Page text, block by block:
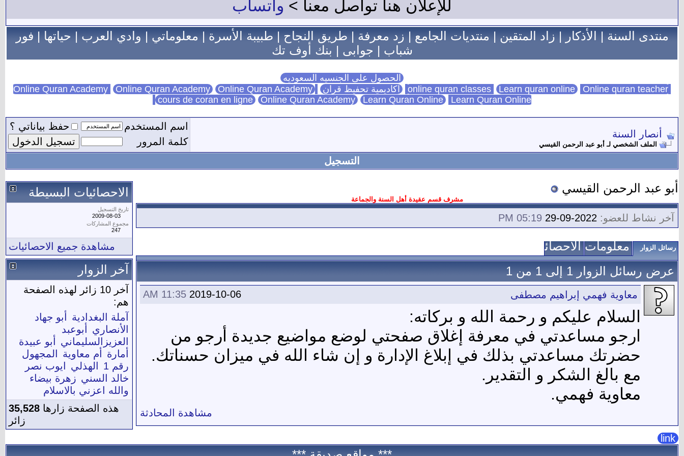
للإعلان هنا تواصل معنا > واتساب
منتدى السنة|الأذكار|زاد المتقين|منتديات الجامع|زد معرفة|طريق النجاح|طبيبة الأسرة|معلوماتي|وادي العرب|حياتها|فور
شباب | جوابى | بنك أوف تك
الحصول على الجنسيه السعوديه
Learn quran online Online quran teacher اكاديمية تحفيظ قران Online Quran Academy Online Quran Academy
cours de coran en ligne Online Quran Academy Learn Quran Online Learn Quran Online
أنصار السنة
الملف الشخصي لـ أبو عبد الرحمن القيسي
اسم المستخدم
حفظ بياناتي ؟
كلمة المرور
التسجيل
أبو عبد الرحمن القيسي
مشرف قسم عقيدة أهل السنة والجماعة
آخر نشاط للعضو: 05:19 PM
رسائل الزوار معلومات عنيالاحصائيات
عرض رسائل الزوار 1 إلى
1من1
2019-10-06
11:35 AM معاوية فهمي إبراهيم مصطفى
السلام عليكم و رحمة الله و بركاته:
ارجو مساعدتي في معرفة إغلاق صفحتي لوضع مواضيع جديدة أرجو من
حضرتك مساعدتي بذلك في إبلاغ الإدارة و إن شاء الله في ميزان حسناتك.
مع بالغ الشكر و التقدير.
معاوية فهمي.
مشاهدة المحادثة
الاحصائيات البسيطة
تاريخ التسجيل
2009-08-03
مجموع المشاركات
247
مشاهدة جميع الاحصائيات
آخر الزوار
آخر 10 زائر لهذه الصفحة
هم:
آملة البغدادية
أبو جهاد
الأنصاري
أبوعبد
العزيزالسليماني
أبو عبيدة
أمارة
أم معاوية
المجهول
رقم 1
الهذلي
ايوب نصر
خالد السني زهرة بيضاء
والله اعزني بالاسلام
هذه الصفحة زارها 35,528
زائر
link